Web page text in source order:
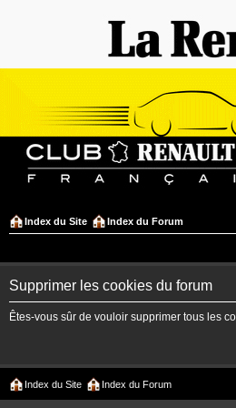
Index du Site Index du Forum
Supprimer les cookies du forum
Êtes-vous sûr de vouloir supprimer tous les
Index du Site Index du Forum